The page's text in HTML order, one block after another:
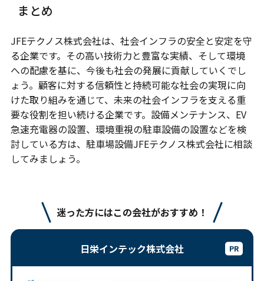
まとめ
JFEテクノス株式会社は、社会インフラの安全と安定を守
る企業です。その高い技術力と豊富な実績、そして環境
への配慮を基に、今後も社会の発展に貢献していくでし
ょう。顧客に対する信頼性と持続可能な社会の実現に向
けた取り組みを通じて、未来の社会インフラを支える重
要な役割を担い続ける企業です。設備メンテナンス、EV
急速充電器の設置、環境重視の駐車設備の設置などを検
討している方は、駐車場設備JFEテクノス株式会社に相談
してみましょう。
迷った方にはこの会社がおすすめ！
日栄インテック株式会社